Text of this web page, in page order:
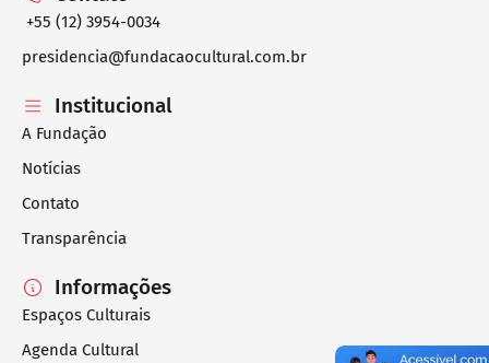
+55 (12) 3954-0034
presidencia@fundacaocultural.com.br
Institucional
A Fundação
Notícias
Contato
Transparência
Informações
Espaços Culturais
Agenda Cultural